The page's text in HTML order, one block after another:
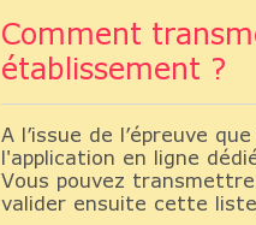
Comment
établissement ?
A l’issue de l’épreuve
l'application en ligne
Vous pouvez
valider ensuite cette